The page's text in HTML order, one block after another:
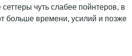
чуть слабее пойнтеров, в
больше времени, усилий и позже